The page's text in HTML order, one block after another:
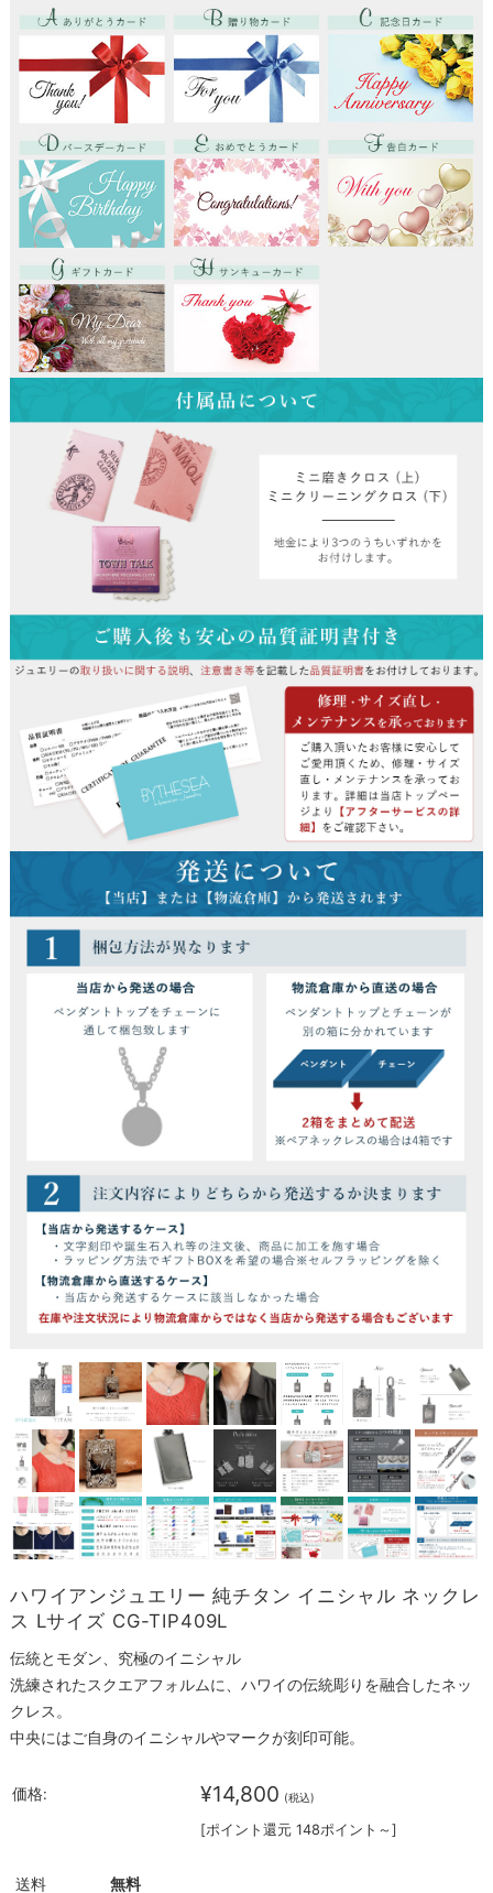
ハワイアンジュエリー 純チタン イニシャル ネックレ
ス Lサイズ CG-TIP409L
伝統とモダン、究極のイニシャル
洗練されたスクエアフォルムに、ハワイの伝統彫りを融合したネッ
クレス。
中央にはご自身のイニシャルやマークが刻印可能。
価格: ¥14,800 (税込)
[ポイント還元 148ポイント～]
送料 無料